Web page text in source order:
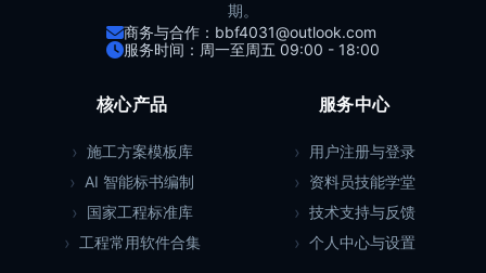
期。
商务与合作：bbf4031@outlook.com
服务时间：周一至周五 09:00 - 18:00
核心产品
施工方案模板库
AI 智能标书编制
国家工程标准库
工程常用软件合集
服务中心
用户注册与登录
资料员技能学堂
技术支持与反馈
个人中心与设置